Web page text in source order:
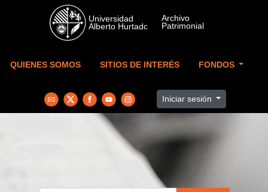
Skip to main content
QUIENES SOMOS SITIOS DE INTERÉS FONDOS
Iniciar sesión